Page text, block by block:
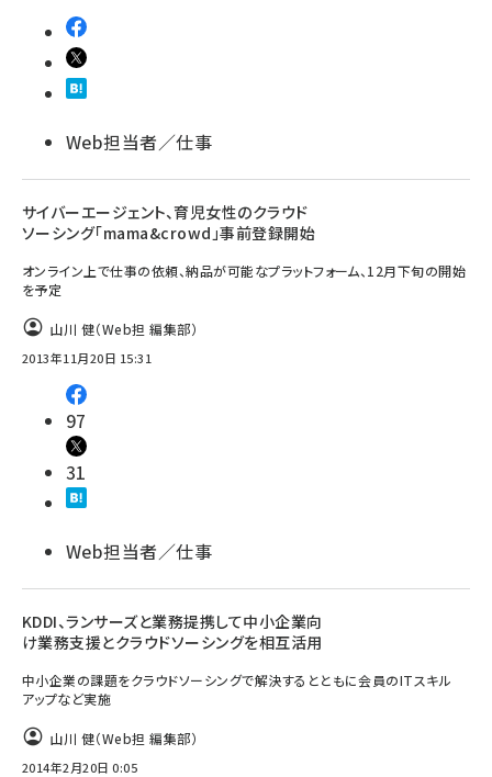
Web担当者／仕事
サイバーエージェント、育児女性のクラウド
ソーシング「mama&crowd」事前登録開始
オンライン上で仕事の依頼、納品が可能なプラットフォーム、12月下旬の開始
を予定
山川 健（Web担 編集部）
2013年11月20日 15:31
97
31
Web担当者／仕事
KDDI、ランサーズと業務提携して中小企業向
け業務支援とクラウドソーシングを相互活用
中小企業の課題をクラウドソーシングで解決するとともに会員のITスキル
アップなど実施
山川 健（Web担 編集部）
2014年2月20日 0:05